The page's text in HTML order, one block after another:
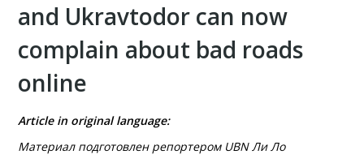
and Ukravtodor can now
complain about bad roads
online
Article in original language:
Материал подготовлен репортером UBN Ли Ло